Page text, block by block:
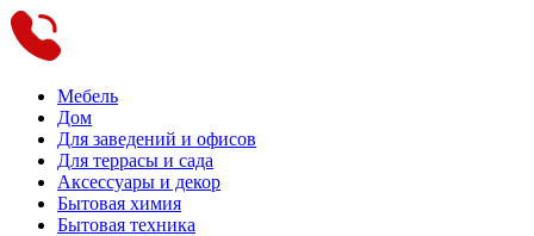
Мебель
Дом
Для заведений и офисов
Для террасы и сада
Аксессуары и декор
Бытовая химия
Бытовая техника